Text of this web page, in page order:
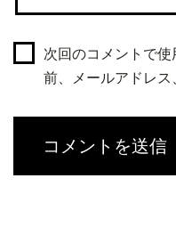
次回のコメントで
前、メールアドレス